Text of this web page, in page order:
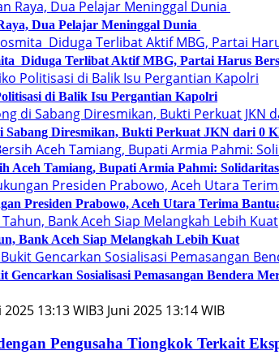
Dua Pelajar Meninggal Dunia
Diduga Terlibat Aktif MBG, Partai Harus
di Balik Isu Pergantian Kapolri
Sabang Diresmikan, Bukti Perkuat JKN dari 0
Aceh Tamiang, Bupati Armia Pahmi:
Presiden Prabowo, Aceh Utara Terima
Bank Aceh Siap Melangkah Lebih Kuat
Sosialisasi Pemasangan Bendera
2025 13:13 WIB3 Juni 2025 13:14 WIB
Pengusaha Tiongkok Terkait